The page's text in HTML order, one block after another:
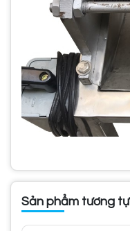
Sản phẩm tương tự